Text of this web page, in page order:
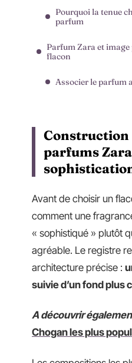
Pourquoi la tenue
parfum
Parfum Zara et
flacon
Associer le parfum
Construction
parfums
Avant de choisir un
comment une
« sophistiqué » plutôt
agréable. Le registre
architecture précise :
suivie d’un fond plus
A découvrir
Chogan les plus